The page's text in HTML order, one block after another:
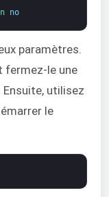
no
paramètres.
fermez-le une
utilisez
le